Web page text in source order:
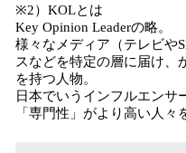
※2）KOLとは
Key Opinion Leaderの略。
様々なメディア（テレビや
スなどを特定の層に届け、
を持つ人物。
日本でいうインフルエンサ
「専門性」がより高い人々